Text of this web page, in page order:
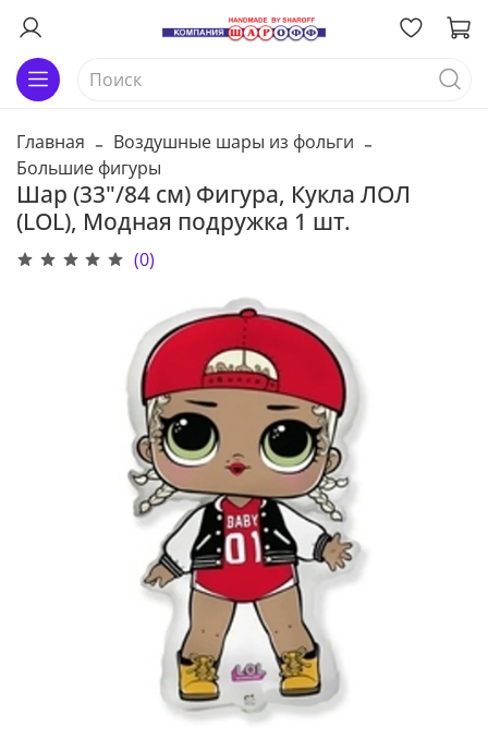
Главная
Воздушные шары из фольги
Большие фигуры
Шар (33"/84 см) Фигура, Кукла ЛОЛ
(LOL), Модная подружка 1 шт.
(0)